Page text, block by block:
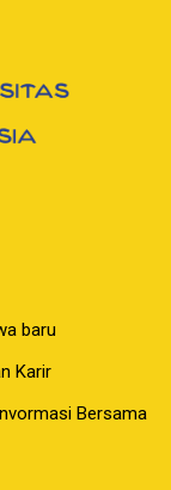
baru
Karir
Bersama